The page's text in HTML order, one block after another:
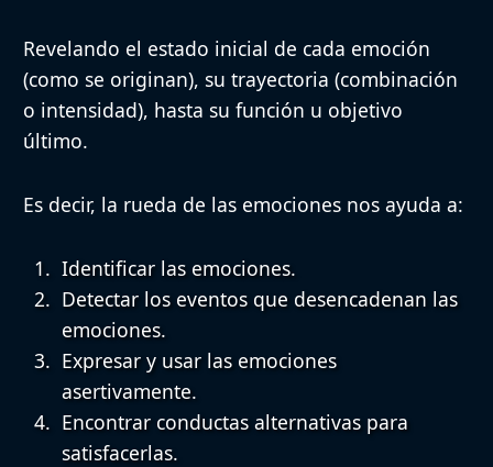
Revelando el estado inicial de cada emoción
(como se originan), su trayectoria (combinación
o intensidad), hasta su función u objetivo
último.
Es decir, la rueda de las emociones nos ayuda a:
Identificar las emociones.
Detectar los eventos que desencadenan las
emociones.
Expresar y usar las emociones
asertivamente.
Encontrar conductas alternativas para
satisfacerlas.